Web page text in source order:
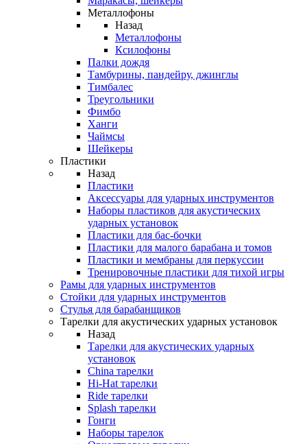
Металлофоны
Назад
Металлофоны
Ксилофоны
Палки дождя
Тамбурины, пандейру, джинглы
Тимбалес
Треугольники
Фимбо
Ханги
Чаймсы
Шейкеры
Пластики
Назад
Пластики
Аксессуары для ударных инструментов
Наборы пластиков для акустических
ударных установок
Пластики для бас-бочки
Пластики для малого барабана и томов
Пластики и мембраны для перкуссии
Тренировочные пластики для тихой игры
Рамы для ударных инструментов
Стойки для ударных инструментов
Стулья для барабанщиков
Тарелки для акустических ударных установок
Назад
Тарелки для акустических ударных
установок
China тарелки
Hi-Hat тарелки
Ride тарелки
Splash тарелки
Гонги
Наборы тарелок